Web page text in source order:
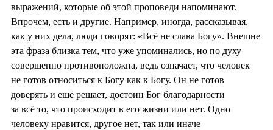
выражений, которые об этой проповеди напоминают.
Впрочем, есть и другие. Например, иногда, рассказывая,
как у них дела, люди говорят: «Всё не слава Богу». Внешне
эта фраза близка тем, что уже упоминались, но по духу
совершенно противоположна, ведь означает, что человек
не готов относиться к Богу как к Богу. Он не готов
доверять и ещё решает, достоин Бог благодарности
за всё то, что происходит в его жизни или нет. Одно
человеку нравится, другое нет, так или иначе